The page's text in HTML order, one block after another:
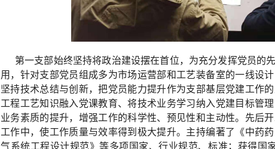
第一支部始终坚持将政治建设摆在首位，为充分发挥党员的
用，针对支部党员组成多为市场运营部和工艺装备室的一线设
坚持技术总结与创新，把党员能力提升作为支部基层党建工作
工程工艺知识融入党课教育、将技术业务学习纳入党建目标管
业务素质的提升，增强工作的科学性、预见性和主动性。先后
工作中，使工作质量与效率得到极大提升。主持编著了《中药
气系统工程设计规范》等多项国家、行业规范、标准；获得国